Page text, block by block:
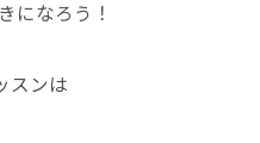
になろう！
スンは